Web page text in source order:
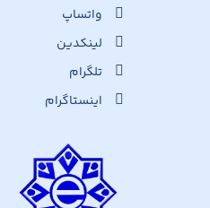
واتساپ
لینکدین
تلگرام
اینستاگرام